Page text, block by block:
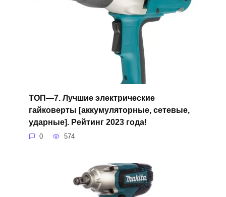
ТОП—7. Лучшие электрические
гайковерты [аккумуляторные, сетевые,
ударные]. Рейтинг 2023 года!
0 574